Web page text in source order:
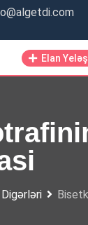
Elan
Digərləri